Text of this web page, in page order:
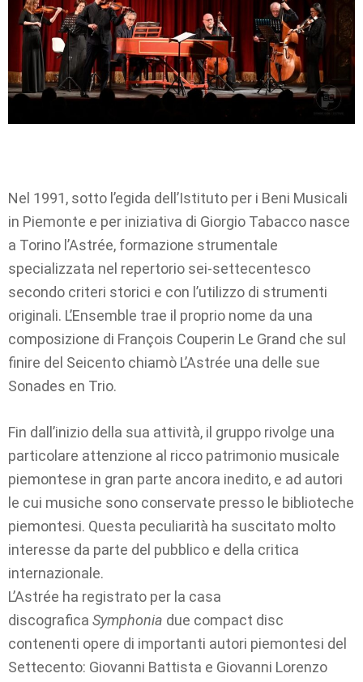
Nel 1991, sotto l’egida dell’Istituto per i Beni Musicali
in Piemonte e per iniziativa di Giorgio Tabacco nasce
a Torino l’Astrée, formazione strumentale
specializzata nel repertorio sei-settecentesco
secondo criteri storici e con l’utilizzo di strumenti
originali. L’Ensemble trae il proprio nome da una
composizione di François Couperin Le Grand che sul
finire del Seicento chiamò L’Astrée una delle sue
Sonades en Trio.
Fin dall’inizio della sua attività, il gruppo rivolge una
particolare attenzione al ricco patrimonio musicale
piemontese in gran parte ancora inedito, e ad autori
le cui musiche sono conservate presso le biblioteche
piemontesi. Questa peculiarità ha suscitato molto
interesse da parte del pubblico e della critica
internazionale.
L’Astrée ha registrato per la casa
discografica Symphonia due compact disc
contenenti opere di importanti autori piemontesi del
Settecento: Giovanni Battista e Giovanni Lorenzo